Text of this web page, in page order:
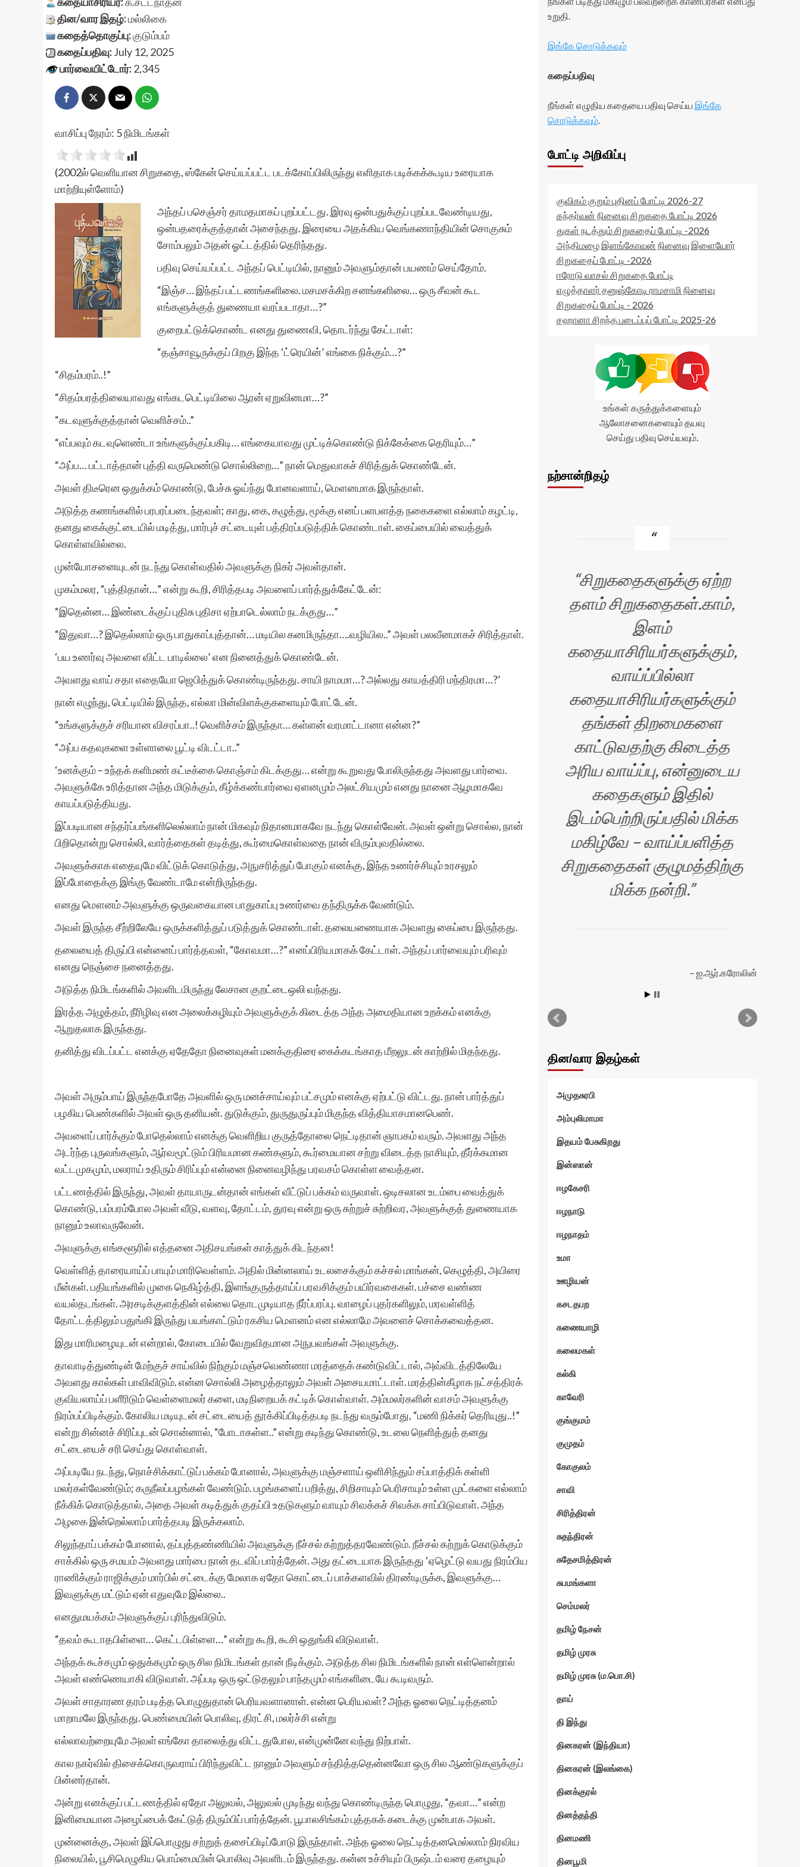
தின/வார இதழ்:மல்லிகை
கதைத்தொகுப்பு:குடும்பம்
கதைப்பதிவு:July 12, 2025
பார்வையிட்டோர்:2,345
வாசிப்பு நேரம்: 5நிமிடங்கள்
(2002ல் வெளியான சிறுகதை, ஸ்கேன் செய்யப்பட்ட படக்கோப்பிலிருந்து எளிதாக படிக்கக்கூடிய உரையாக
மாற்றியுள்ளோம்)
அந்தப் பசெஞ்சர் தாமதமாகப் புறப்பட்டது. இரவு ஒன்பதுக்குப் புறப்படவேண்டியது,
ஒன்பதரைக்குத்தான் அசைந்தது. இரையை அதக்கிய வெங்கணாந்தியின் சொகுசும்
சோம்பலும் அதன் ஓட்டத்தில் தெரிந்தது.
பதிவு செய்யப்பட்ட அந்தப் பெட்டியில், நானும் அவளும்தான் பயணம் செய்தோம்.
“இஞ்ச… இந்தப் பட்டணங்களிலை. மசமசக்கிற சனங்களிலை… ஒரு சீவன் கூட
எங்களுக்குத் துணையா வரப்படாதா…?”
குறைபட்டுக்கொண்ட எனது துணைவி, தொடர்ந்து கேட்டாள்:
“தஞ்சாவூருக்குப் பிறகு இந்த ‘ட்ரெயின்’ எங்கை நிக்கும்…?”
“சிதம்பரம்..!”
“சிதம்பரத்திலையாவது எங்கடபெட்டியிலை ஆரன் ஏறுவினமா…?”
“கடவுளுக்குத்தான் வெளிச்சம்..”
“எப்பவும் கடவுளெண்டா உங்களுக்குப்பகிடி… எங்கையாவது முட்டிக்கொண்டு நிக்கேக்கை தெரியும்…”
“அப்ப… பட்டாத்தான் புத்தி வருமெண்டு சொல்லிறை…” நான் மெதுவாகச் சிரித்துக் கொண்டேன்.
அவள் திடீரென ஒதுக்கம் கொண்டு, பேச்சு ஓய்ந்து போனவளாய், மௌனமாக இருந்தாள்.
அடுத்த கணங்களில் பரபரப்படைந்தவள்; காது, கை, கழுத்து, மூக்கு எனப் பளபளத்த நகைகளை எல்லாம் கழட்டி,
தனது கைக்குட்டையில் மடித்து, மார்புச் சட்டையுள் பத்திரப்படுத்திக் கொண்டாள். கைப்பையில் வைத்துக்
கொள்ளவில்லை.
முன்யோசனையுடன் நடந்து கொள்வதில் அவளுக்கு நிகர் அவள்தான்.
முகம்மலர, “புத்திதான்…” என்று கூறி, சிரித்தபடி அவளைப் பார்த்துக்கேட்டேன்:
“இதென்ன… இண்டைக்குப் புதிசு புதிசா ஏற்பாடெல்லாம் நடக்குது…”
“இதுவா…? இதெல்லாம் ஒரு பாதுகாப்புத்தான்… மடியில கனமிருந்தா….வழியில..” அவள் பலவீனமாகச் சிரித்தாள்.
‘பய உணர்வு அவளை விட்ட பாடில்லை’ என நினைத்துக் கொண்டேன்.
அவளது வாய் சதா எதையோ ஜெபித்துக் கொண்டிருந்தது. சாயி நாமமா…? அல்லது காயத்திரி மந்திரமா…?’
நான் எழுந்து, பெட்டியில் இருந்த, எல்லா மின்விளக்குகளையும் போட்டேன்.
“உங்களுக்குச் சரியான விசரப்பா..! வெளிச்சம் இருந்தா… கள்ளன் வரமாட்டானா என்ன?”
“அப்ப கதவுகளை உள்ளாலை பூட்டி விடட்டா..”
‘உனக்கும் – உந்தக் களிமண் கட்டீக்கை கொஞ்சம் கிடக்குது… என்று கூறுவது போலிருந்தது அவளது பார்வை.
அவளுக்கே உரித்தான அந்த மிடுக்கும், கீழ்க்கண்பார்வை ஏளனமும் அலட்சியமும் எனது நானை ஆழமாகவே
காயப்படுத்தியது.
இப்படியான சந்தர்ப்பங்களிலெல்லாம் நான் மிகவும் நிதானமாகவே நடந்து கொள்வேன். அவள் ஒன்று சொல்ல, நான்
பிறிதொன்று சொல்லி, வார்த்தைகள் தடித்து, கூர்மைகொள்வதை நான் விரும்புவதில்லை.
அவளுக்காக எதையுமே விட்டுக் கொடுத்து, அநுசரித்துப் போகும் எனக்கு, இந்த உணர்ச்சியும் உரசலும்
இப்போதைக்கு இங்கு வேண்டாமே என்றிருந்தது.
எனது மௌனம் அவளுக்கு ஒருவகையான பாதுகாப்பு உணர்வை தந்திருக்க வேண்டும்.
அவள் இருந்த சீற்றிலேயே ஒருக்களித்துப் படுத்துக் கொண்டாள். தலையணையாக அவளது கைப்பை இருந்தது.
தலையைத் திருப்பி என்னைப் பார்த்தவள், “கோவமா…?” எனப்பிரியமாகக் கேட்டாள். அந்தப் பார்வையும் பரிவும்
எனது நெஞ்சை நனைத்தது.
அடுத்த நிமிடங்களில் அவளிடமிருந்து லேசான குறட்டைஒலி வந்தது.
இரத்த அழுத்தம், நீரிழிவு என அலைக்கழியும் அவளுக்குக் கிடைத்த அந்த அமைதியான உறக்கம் எனக்கு
ஆறுதலாக இருந்தது.
தனித்து விடப்பட்ட எனக்கு ஏதேதோ நினைவுகள் மனக்குதிரை கைக்கடங்காத மீறலுடன் காற்றில் மிதந்தது.
அவள் அரும்பாய் இருந்தபோதே அவளில் ஒரு மனச்சாய்வும் பட்சமும் எனக்கு ஏற்பட்டு விட்டது. நான் பார்த்துப்
பழகிய பெண்களில் அவள் ஒரு தனியன். துடுக்கும், துருதுருப்பும் மிகுந்த வித்தியாசமானபெண்.
அவளைப் பார்க்கும் போதெல்லாம் எனக்கு வெளிறிய குருத்தோலை நெட்டிதான் ஞாபகம் வரும். அவளது அந்த
அடர்ந்த புருவங்களும், ஆர்வமூட்டும் பிரியமான கண்களும், கூர்மையான சற்று விடைத்த நாசியும், தீர்க்கமான
வட்டமுகமும், மலராய் உதிரும் சிரிப்பும் என்னை நினைவழிந்து பரவசம் கொள்ள வைத்தன.
பட்டணத்தில் இருந்து, அவள் தாயாருடன்தான் எங்கள் வீட்டுப் பக்கம் வருவாள். ஒடிசலான உடம்பை வைத்துக்
கொண்டு, பம்பரம்போல அவள் வீடு, வளவு, தோட்டம், துரவு என்று ஒரு சுற்றுச் சுற்றிவர, அவளுக்குத் துணையாக
நானும் உலாவருவேன்.
அவளுக்கு எங்களூரில் எத்தனை அதிசயங்கள் காத்துக் கிடந்தன!
வெள்ளித் தாரையாய்ப் பாயும் மாரிவெள்ளம். அதில் மின்னலாய் உடலசைக்கும் கச்சல் மாங்கன், கெழுத்தி, அயிரை
மீன்கள். பதியங்களில் முகை நெகிழ்த்தி, இளங்குருத்தாய்ப் பரவசிக்கும் பயிர்வகைகள். பச்சை வண்ண
வயல்தடங்கள். அரசடிக்குளத்தின் எல்லை தொடமுடியாத நீர்ப்பரப்பு. வாழைப் புதர்களிலும், மரவள்ளித்
தோட்டத்திலும் பதுங்கி இருந்து பயங்காட்டும் ரகசிய மௌனம் என எல்லாமே அவளைச் சொக்கவைத்தன.
இது மாரிமழையுடன் என்றால், கோடையில் வேறுவிதமான அநுபவங்கள் அவளுக்கு.
தாவாடித்துண்டின் மேற்குச் சாய்வில் நிற்கும் மஞ்சவெண்ணா மரத்தைக் கண்டுவிட்டால், அவ்விடத்திலேயே
அவளது கால்கள் பாவிவிடும். என்ன சொல்லி அழைத்தாலும் அவள் அசையமாட்டாள். மரத்தின்கீழாக நட்சத்திரக்
குவியலாய்ப் பளீரிடும் வெள்ளைமலர் களை, மடிநிறையக் கட்டிக் கொள்வாள். அம்மலர்களின் வாசம் அவளுக்கு
நிரம்பப்பிடிக்கும். கோலிய மடியுடன் சட்டையைத் தூக்கிப்பிடித்தபடி நடந்து வரும்போது, “மணி நிக்கர் தெரியுது..!”
என்று சின்னச் சிரிப்புடன் சொன்னால், “போடாகள்ள..” என்று கடிந்து கொண்டு, உடலை நெளித்துத் தனது
சட்டையைச் சரி செய்து கொள்வாள்.
அப்படியே நடந்து, நொச்சிக்காட்டுப் பக்கம் போனால், அவளுக்கு மஞ்சளாய் ஒளிசிந்தும் சப்பாத்திக் கள்ளி
மலர்கள்வேண்டும்; கருநீலப்பழங்கள் வேண்டும். பழங்களைப் பறித்து, சிறிசாயும் பெரிசாயும் உள்ள முட்களை எல்லாம்
நீக்கிக் கொடுத்தால், அதை அவள் கடித்துக் குதப்பி உதடுகளும் வாயும் சிவக்கச் சிவக்க சாப்பிடுவாள். அந்த
அழகை இன்றெல்லாம் பார்த்தபடி இருக்கலாம்.
சிலுந்தாப் பக்கம் போனால், தப்புத்தண்ணியில் அவளுக்கு நீச்சல் கற்றுத்தரவேண்டும். நீச்சல் கற்றுக் கொடுக்கும்
சாக்கில் ஒரு சமயம் அவளது மார்பை நான் தடவிப் பார்த்தேன். அது தட்டையாக இருந்தது ‘ஏழெட்டு வயது நிரம்பிய
ராணிக்கும் ராஜிக்கும் மார்பில் சட்டைக்கு மேலாக ஏதோ கொட்டைப் பாக்களவில் திரண்டிருக்க, இவளுக்கு…
இவளுக்கு மட்டும் ஏன் எதுவுமே இல்லை..
எனதுமயக்கம் அவளுக்குப் புரிந்துவிடும்.
“தவம் கூடாதபிள்ளை… கெட்டபிள்ளை…” என்று கூறி, கூசி ஒதுங்கி விடுவாள்.
அந்தக் கூச்சமும் ஒதுக்கமும் ஒரு சில நிமிடங்கள் தான் நீடிக்கும். அடுத்த சில நிமிடங்களில் நான் எள்ளென்றால்
அவள் எண்ணெயாகி விடுவாள். அப்படி ஒரு ஒட்டுதலும் பாந்தமும் எங்களிடையே கூடிவரும்.
அவள் சாதாரண தரம் படித்த பொழுதுதான் பெரியவளானாள். என்ன பெரியவள்? அந்த ஓலை நெட்டித்தனம்
மாறாமலே இருந்தது. பெண்மையின் பொலிவு, திரட்சி, மலர்ச்சி என்று
எல்லாவற்றையுமே அவள் எங்கோ தாலைத்து விட்டதுபோல, என்முன்னே வந்து நிற்பாள்.
கால நகர்வில் திசைக்கொருவராய் பிரிந்துவிட்ட நானும் அவளும் சந்தித்ததென்னவோ ஒரு சில ஆண்டுகளுக்குப்
பின்னர்தான்.
அன்று எனக்குப் பட்டணத்தில் ஏதோ அலுவல், அலுவல் முடிந்து வந்து கொண்டிருந்த பொழுது, “தவா…” என்ற
இனிமையான அழைப்பைக் கேட்டுத் திரும்பிப் பார்த்தேன். பூபாலசிங்கம் புத்தகக் கடைக்கு முன்பாக அவள்.
முன்னைக்கு, அவள் இப்பொழுது சற்றுத் தசைப்பிடிப்போடு இருந்தாள். அந்த ஓலை நெட்டித்தனமெல்லாம் நிரவிய
நிலையில், பூசிமெழுகிய பொம்மையின் பொலிவு அவளிடம் இருந்தது. கன்ன உச்சியும் பிருஷ்டம் வரை தழையும்
உறுதி.
இங்கே சொடுக்கவும்
கதைப்பதிவு
நீங்கள் எழுதிய கதையை பதிவு செய்ய இங்கே
சொடுக்கவும்.
போட்டி அறிவிப்பு
குவிகம் குறும் புதினப் போட்டி 2026-27
கந்தர்வன் நினைவு சிறுகதை போட்டி 2026
துகள் நடத்தும் சிறுகதைப் போட்டி -2026
அந்திமழை இளங்கோவன் நினைவு இளையோர்
சிறுகதைப் போட்டி -2026
ஈரோடு வாசல் சிறுகதை போட்டி
எழுத்தாளர் தனுஷ்கோடி ராமசாமி நினைவு
சிறுகதைப் போட்டி - 2026
சஹானா சிறந்த படைப்புப் போட்டி 2025-26
உங்கள் கருத்துக்களையும்
ஆலோசனைகளையும் தயவு
செய்து பதிவு செய்யவும்.
நற்சான்றிதழ்
மிக்க மகிழ்ச்சி. ஒவ்வொரு
இணையதளத்தில்
செய்தி அறிந்து உண்மையில்
உங்களின் சேவை
இருக்கும் தமிழர்களால்
எனது கதை படிக்கப் படுவது
இத்தளத்தின் உதவியால்
தான். கதைக்கு ஏற்ற
படத்தினை தேர்வு செய்து
தனி சிறப்பு. மீண்டும்
ஒருமுறை எனது மனமார்ந்த
நன்றியை தெரிவித்துக்
இரா.கலைச்செல்வி.
இரா.கலைச்செல்வி
சிறுகதைகளுக்கு ஏற்ற
தளம் சிறுகதைகள்.காம்,
இளம்
கதையாசிரியர்களுக்கும்,
வாய்ப்பில்லா
கதையாசிரியர்களுக்கும்
தங்கள் திறமைகளை
காட்டுவதற்கு கிடைத்த
அரிய வாய்ப்பு, என்னுடைய
கதைகளும் இதில்
இடம்பெற்றிருப்பதில் மிக்க
மகிழ்வே – வாய்ப்பளித்த
சிறுகதைகள் குழுமத்திற்கு
மிக்க நன்றி.
ஐ.ஆர்.கரோலின்
தின/வார இதழ்கள்
அமுதசுரபி
அம்புலிமாமா
இதயம் பேசுகிறது
இன்ஸான்
ஈழகேசரி
ஈழநாடு
ஈழநாதம்
உமா
ஊழியன்
கசடதபற
கணையாழி
கலைமகள்
கல்கி
காவேரி
குங்குமம்
குமுதம்
கோகுலம்
சாவி
சிரித்திரன்
சுதந்திரன்
சுதேசமித்திரன்
சுபமங்களா
செம்மலர்
தமிழ் நேசன்
தமிழ் முரசு
தமிழ் முரசு (ம.பொ.சி)
தாய்
தி இந்து
தினகரன் (இந்தியா)
தினகரன் (இலங்கை)
தினக்குரல்
தினத்தந்தி
தினமணி
தினபூமி